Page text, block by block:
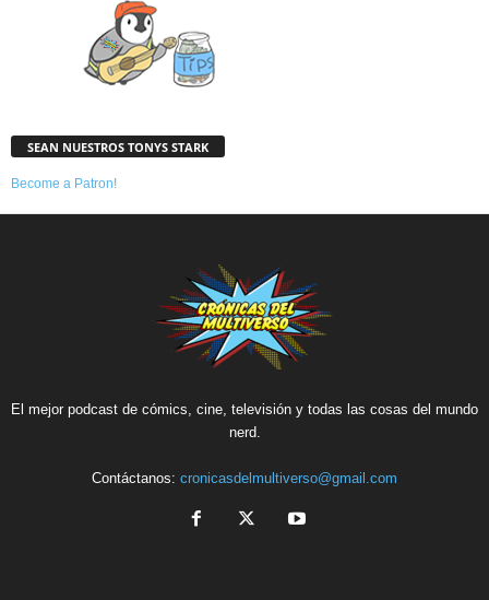
SEAN NUESTROS TONYS STARK
Become a Patron!
El mejor podcast de cómics, cine, televisión y todas las cosas del mundo
nerd.
Contáctanos: cronicasdelmultiverso@gmail.com